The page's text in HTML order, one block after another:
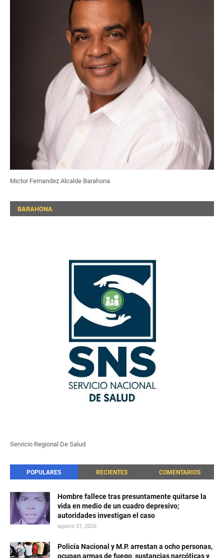
Mictor Fernandez Alcalde Barahona
BARAHONA
Servicio Regional De Salud
POPULARES RECIENTES COMENTARIOS
Hombre fallece tras presuntamente quitarse la
vida en medio de un cuadro depresivo;
autoridades investigan el caso
agosto 01, 2026
Policía Nacional y M.P. arrestan a ocho personas,
ocupan armas de fuego, sustancias narcóticas y